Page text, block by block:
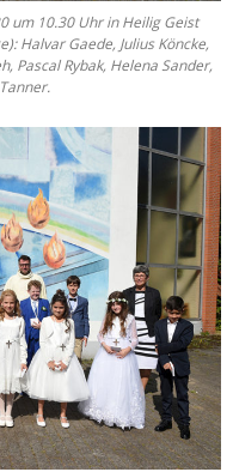
um 10.30 Uhr in Heilig Geist
Halvar Gaede, Julius Köncke,
Pascal Rybak, Helena Sander,